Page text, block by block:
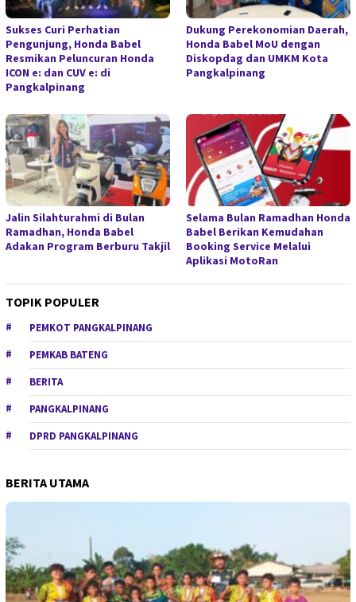
Sukses Curi Perhatian
Pengunjung, Honda Babel
Resmikan Peluncuran Honda
ICON e: dan CUV e: di
Pangkalpinang
Dukung Perekonomian Daerah,
Honda Babel MoU dengan
Diskopdag dan UMKM Kota
Pangkalpinang
Jalin Silahturahmi di Bulan
Ramadhan, Honda Babel
Adakan Program Berburu Takjil
Selama Bulan Ramadhan Honda
Babel Berikan Kemudahan
Booking Service Melalui
Aplikasi MotoRan
TOPIK POPULER
PEMKOT PANGKALPINANG
PEMKAB BATENG
BERITA
PANGKALPINANG
DPRD PANGKALPINANG
BERITA UTAMA